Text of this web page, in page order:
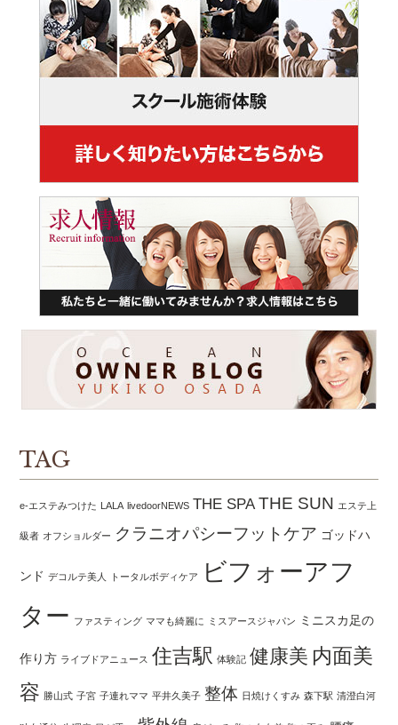
TAG
e-エステみつけた LALA livedoorNEWS THE SPA THE SUN エステ上
級者 オフショルダー クラニオパシーフットケア ゴッドハ
ンド デコルテ美人 トータルボディケア
ビフォーアフ
ター ファスティング ママも綺麗に ミスアースジャパン ミニスカ足の
作り方 ライブドアニュース 住吉駅 体験記 健康美 内面美
容 勝山式 子宮 子連れママ 平井久美子 整体 日焼けくすみ 森下駅 清澄白河